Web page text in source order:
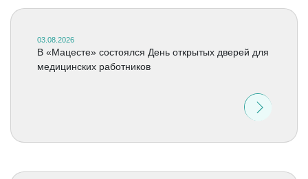
03.08.2026
В «Мацесте» состоялся День открытых дверей для
медицинских работников